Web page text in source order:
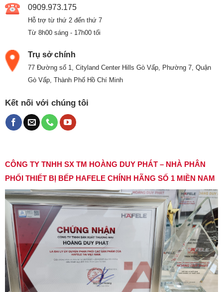
0909.973.175
Hỗ trợ từ thứ 2 đến thứ 7
Từ 8h00 sáng - 17h00 tối
Trụ sở chính
77 Đường số 1, Cityland Center Hills Gò Vấp, Phường 7, Quận
Gò Vấp, Thành Phố Hồ Chí Minh
Kết nối với chúng tôi
CÔNG TY TNHH SX TM HOÀNG DUY PHÁT – NHÀ PHÂN
PHỐI THIẾT BỊ BẾP HAFELE CHÍNH HÃNG SỐ 1 MIỀN NAM